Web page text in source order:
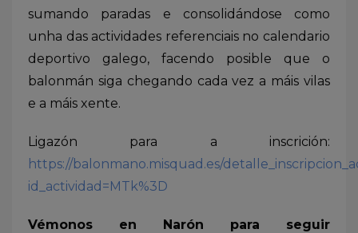
sumando paradas e consolidándose como
unha das actividades referenciais no calendario
deportivo galego, facendo posible que o
balonmán siga chegando cada vez a máis vilas
e a máis xente.
Ligazón para a inscrición:
https://balonmano.misquad.es/
id_actividad=MTk%3D
Vémonos en Narón para seguir